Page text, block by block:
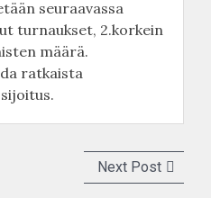
seuraavassa
turnaukset, 2.korkein
määrä.
ratkaista
Next PostNext
post: